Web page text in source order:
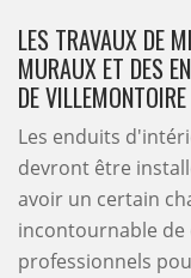
LES TRAVAUX DE
MURAUX ET DES
DE
Les enduits
devront être
avoir un certain
incontournable
professionnels